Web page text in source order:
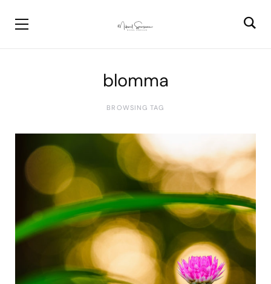
blomma
BROWSING TAG